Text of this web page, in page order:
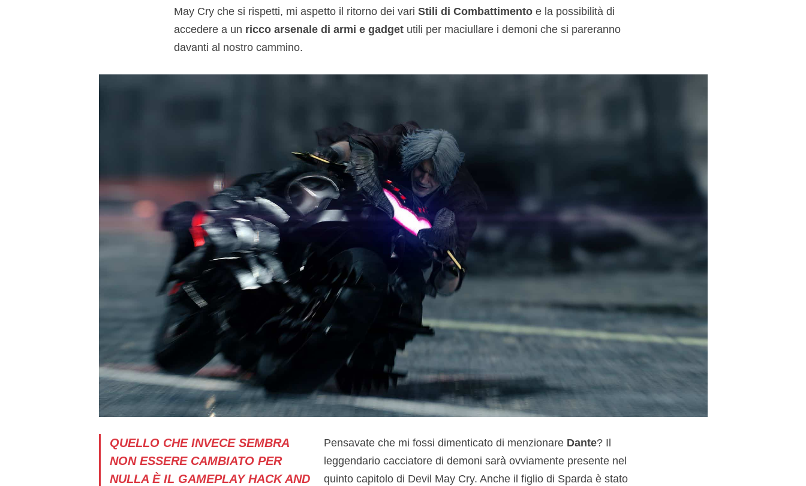
May Cry che si rispetti, mi aspetto il ritorno dei vari Stili di Combattimentoe la possibilità di
accedere a un ricco arsenale di armi e gadgetutili per maciullare i demoni che si pareranno
davanti al nostro cammino.
QUELLO CHE INVECE SEMBRA
NON ESSERE CAMBIATO PER
NULLA È IL GAMEPLAY HACK AND
Pensavate che mi fossi dimenticato di menzionareDante? Il
leggendario cacciatore di demoni sarà ovviamente presente nel
quinto capitolo di Devil May Cry. Anche il figlio di Sparda è stato